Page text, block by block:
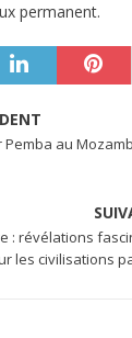
permanent.
Pemba au
: révélations
les civilisations